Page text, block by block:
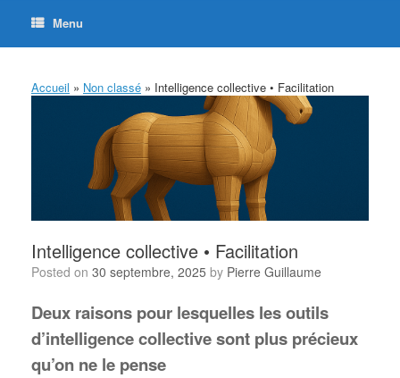
Menu
Accueil » Non classé » Intelligence collective • Facilitation
Intelligence collective • Facilitation
Posted on 30 septembre, 2025 by Pierre Guillaume
Deux raisons pour lesquelles les outils
d’intelligence collective sont plus précieux
qu’on ne le pense